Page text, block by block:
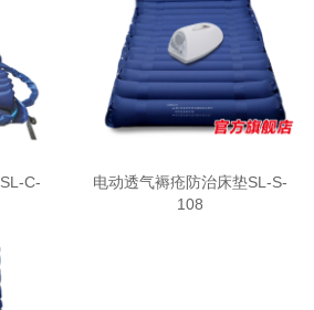
C-
电动透气褥疮防治床垫SL-S-
108